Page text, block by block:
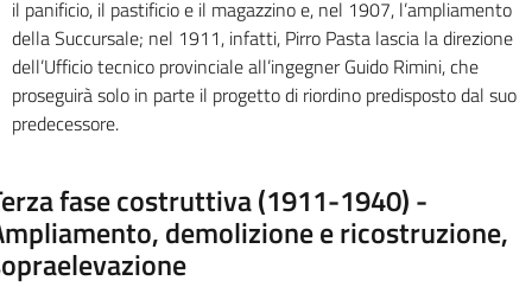
il panificio, il pastificio e il magazzino e, nel 1907, l’ampliamento
della Succursale; nel 1911, infatti, Pirro Pasta lascia la direzione
dell’Ufficio tecnico provinciale all’ingegner Guido Rimini, che
proseguirà solo in parte il progetto di riordino predisposto dal suo
predecessore.
fase costruttiva (1911-1940) -
demolizione e ricostruzione,